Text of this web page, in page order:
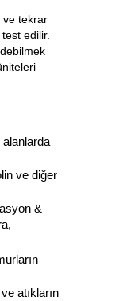
ve tekrar
edilir.
ve diğer
&
atıkların